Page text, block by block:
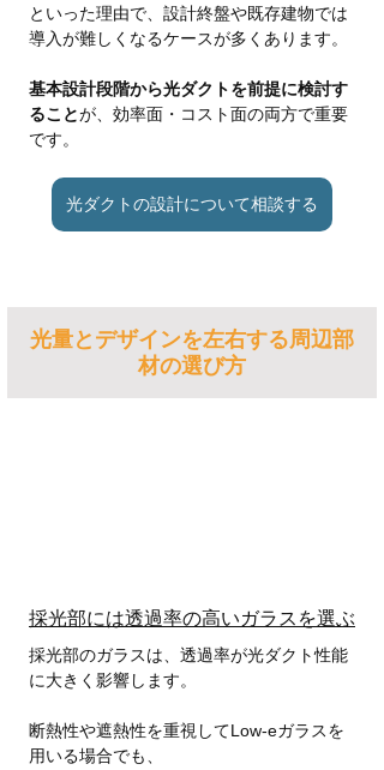
といった理由で、設計終盤や既存建物では
導入が難しくなるケースが多くあります。
基本設計段階から光ダクトを前提に検討す
ることが、効率面・コスト面の両方で重要
です。
光ダクトの設計について相談する
光量とデザインを左右する周辺部
材の選び方​​​​​​​
採光部には透過率の高いガラスを選ぶ
採光部のガラスは、透過率が光ダクト性能
に大きく影響します。
断熱性や遮熱性を重視してLow-eガラスを
用いる場合でも、